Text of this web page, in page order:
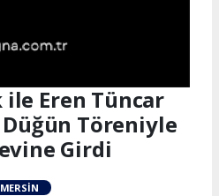
ile Eren Tüncar
Töreniyle
Girdi
MERSIN